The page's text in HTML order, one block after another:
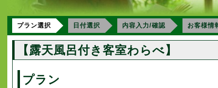
プラン選択 日付選択 内容入力/確認 お客様情
【露天風呂付き客室わらべ】
プラン